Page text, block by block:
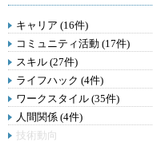
キャリア (16件)
コミュニティ活動 (17件)
スキル (27件)
ライフハック (4件)
ワークスタイル (35件)
人間関係 (4件)
技術動向